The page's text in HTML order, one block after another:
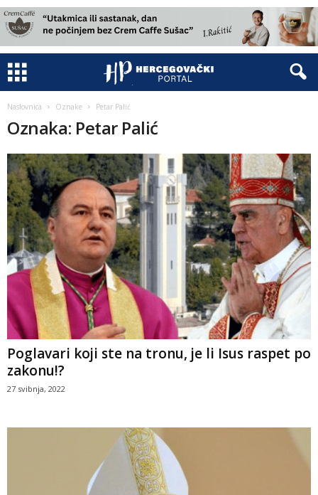
Naslovnica Oznake Petar Palić
Oznaka: Petar Palić
Poglavari koji ste na tronu, je li Isus raspet po
zakonu!?
27 svibnja, 2022